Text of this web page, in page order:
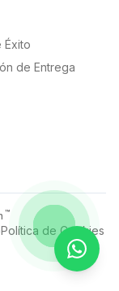
Éxito
de Entrega
™
Política de Cookies